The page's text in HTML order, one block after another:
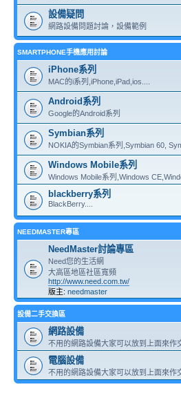
設備疑問
網路設備問題討論，設備範例
SMARTPHONE手機應用討論
iPhone系列
MAC的i系列,iPhone,iPad,ios....
Android系列
Google的Android系列
Symbian系列
NOKIA的Symbian系列,Symbian 60,
Windows Mobile系列
Windows Mobile系列,Windows
blackberry系列
BlackBerry....
NEEDMASTER專區
NeedMaster討論專區
Need您的生活網
大高區地區社區寬頻
http://www.need.com.tw/
版主: needmaster
設備二手交換區
網路設備
不用的網路設備大家可以放到上面來作
電腦設備
不用的網路設備大家可以放到上面來作